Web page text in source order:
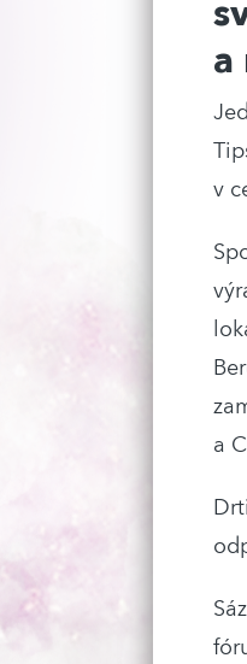
a
v
a